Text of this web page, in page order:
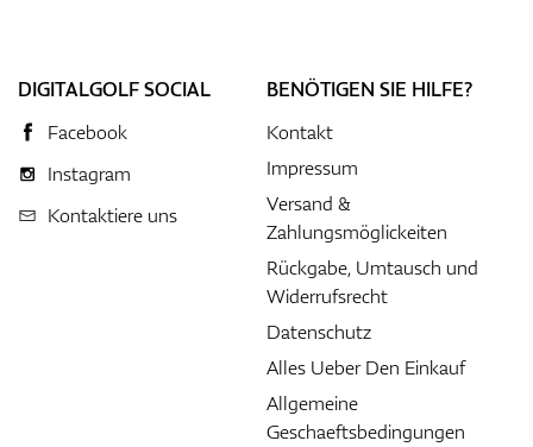
DIGITALGOLF SOCIAL
Facebook
Instagram
Kontaktiere uns
BENÖTIGEN SIE HILFE?
Kontakt
Impressum
Versand &
Zahlungsmöglickeiten
Rückgabe, Umtausch und
Widerrufsrecht
Datenschutz
Alles Ueber Den Einkauf
Allgemeine
Geschaeftsbedingungen